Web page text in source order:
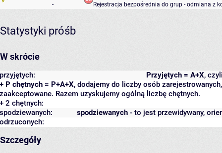
- Rejestracja bezpośrednia do grup - odmiana z
Statystyki próśb
W skrócie
Przyjętych = A+X,
przyjętych:
+ P chętnych = P+A+X, dodajemy do liczby osób
zaakceptowane. Razem uzyskujemy ogólną liczbę chętnych.
+ 2 chętnych:
spodziewanych - to jest przewidywany,
spodziewanych:
odrzuconych:
Szczegóły